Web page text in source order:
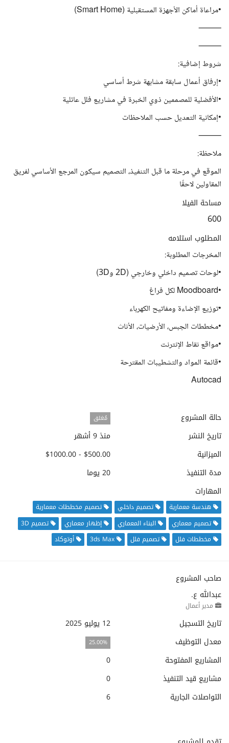
•مراعاة أماكن الأجهزة المستقبلية (Smart Home)
⸻
⸻
شروط إضافية:
•إرفاق أعمال سابقة مشابهة شرط أساسي
•الأفضلية للمصممين ذوي الخبرة في مشاريع فلل عائلية
•إمكانية التعديل حسب الملاحظات
⸻
ملاحظة:
الموقع في مرحلة ما قبل التنفيذ، التصميم سيكون المرجع الأساسي لفريق
المقاولين لاحقًا
مساحة الفيلا
600
المطلوب استلامه
المخرجات المطلوبة:
•لوحات تصميم داخلي وخارجي (2D و3D)
•Moodboard لكل فراغ
•توزيع الإضاءة ومفاتيح الكهرباء
•مخططات الجبس، الأرضيات، الأثاث
•مواقع نقاط الإنترنت
•قائمة المواد والتشطيبات المقترحة
Autocad
حالة المشروع مُغلق
تاريخ النشر
منذ 9 أشهر
الميزانية
$500.00 - $1000.00
مدة التنفيذ
20 يوما
المهارات
هندسة معمارية تصميم داخلي
تصميم مخططات معمارية
تصميم معماري
البناء المعماري إظهار معماري
تصميم 3D
مخططات فلل
تصميم فلل 3ds Max أوتوكاد
صاحب المشروع
عبدالله ع.
مدير أعمال
تاريخ التسجيل
12 يوليو 2025
معدل التوظيف
25.00%
المشاريع المفتوحة
0
مشاريع قيد التنفيذ
0
التواصلات الجارية
6